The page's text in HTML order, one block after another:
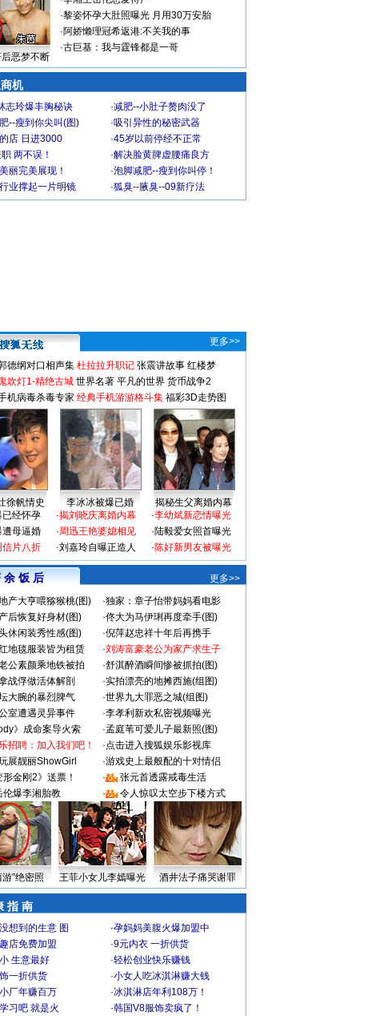
恶梦不断
·黎姿怀孕大肚照曝光 月用30万安胎
·阿娇懒理冠希返港:不关我的事
·古巨基：我与霆锋都是一哥
机
志玲爆丰胸秘诀 ·减肥--小肚子赘肉没了
--瘦到你尖叫(图) ·吸引异性的秘密武器
店 日进3000 ·45岁以前停经不正常
两不误！ ·解决脸黄脾虚腰痛良方
丽完美展现！ ·泡脚减肥--瘦到你叫停！
业撑起一片明镜 ·狐臭--腋臭--09新疗法
更多>>
德纲对口相声集 杜拉拉升职记 张震讲故事 红楼梦
鬼吹灯1-精绝古城 世界名著 平凡的世界 货币战争2
机病毒杀毒专家 经典手机游游格斗集 福彩3D走势图
徐帆情史 李冰冰被爆已婚
揭秘生父离婚内幕
已经怀孕
遭母逼婚
信片八折
·揭刘晓庆离婚内幕
·周迅王艳婆媳相见
·刘嘉玲自曝正造人
·李幼斌新恋情曝光
·陆毅爱女照首曝光
·陈好新男友被曝光
余 饭 后
更多>>
产大亨喂猕猴桃(图) ·独家：章子怡带妈妈看电影
后恢复好身材(图) ·佟大为马伊琍再度牵手(图)
休闲装秀性感(图) ·倪萍赵忠祥十年后再携手
地毯服装皆为租赁 ·刘涛富豪老公为家产求生子
公素颜乘地铁被拍 ·舒淇醉酒瞬间惨被抓拍(图)
战俘做活体解剖 ·实拍漂亮的地摊西施(组图)
大腕的暴烈脾气 ·世界九大罪恶之城(组图)
室遭遇灵异事件 ·李孝利新欢私密视频曝光
》成命案导火索 ·孟庭苇可爱儿子最新照(图)
招聘：加入我们吧！ ·点击进入搜狐娱乐影视库
展靓丽ShowGirl ·游戏史上最般配的十对情侣
形金刚2》送票！ ·
张元首透露戒毒生活
伦爆李湘胎教 · 令人惊叹太空步下楼方式
游”绝密照 王菲小女儿李嫣曝光 酒井法子痛哭谢罪
指 南
想到的生意 图 ·孕妈妈美腹火爆加盟中
店免费加盟 ·9元内衣 一折供货
生意最好 ·轻松创业快乐赚钱
一折供货 ·小女人吃冰淇淋赚大钱
厂年赚百万 ·冰淇淋店年利108万！
习吧 就是火 ·韩国V8服饰卖疯了！